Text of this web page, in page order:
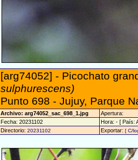
[arg74052] - Picochato
sulphurescens)
Punto 698 - Jujuy, Parque
Archivo: arg74052_sac_698_1.jpg
Apertura:
Fecha: 20231102
Hora: - [ País:
Directorio: 20231102 Exportar: [ C/